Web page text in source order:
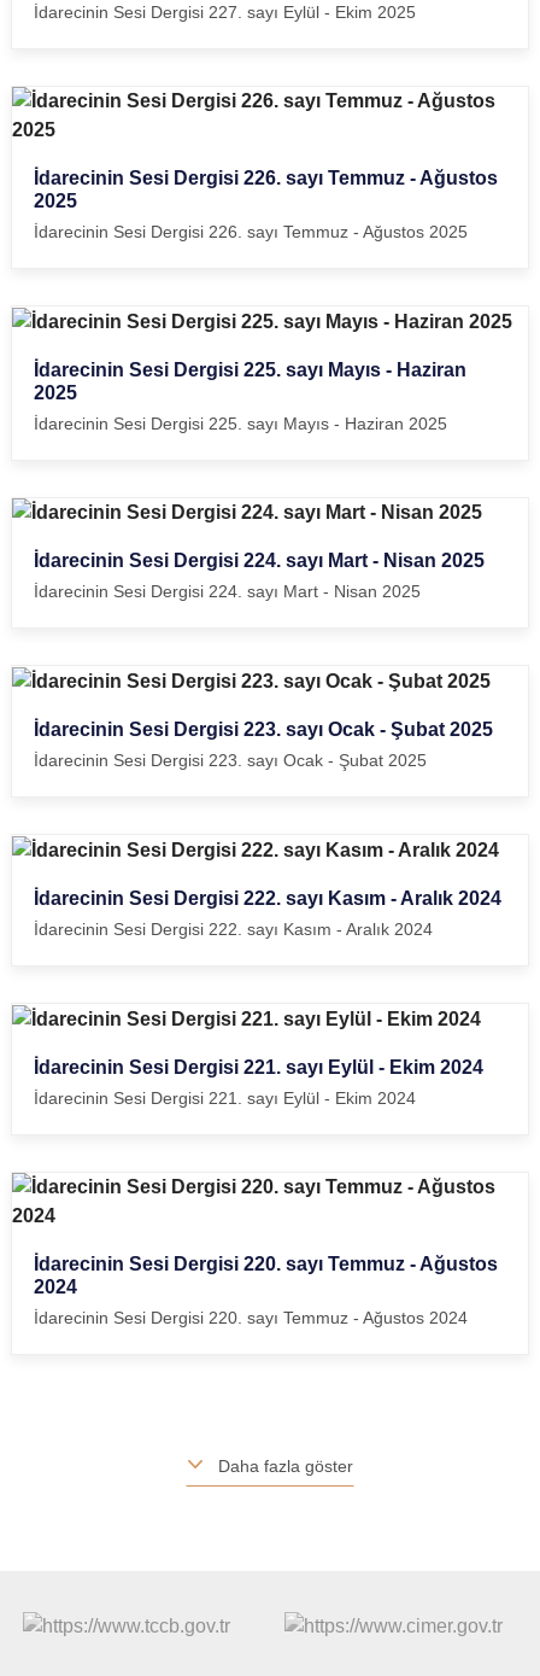
İdarecinin Sesi Dergisi 227. sayı Eylül - Ekim 2025
İdarecinin Sesi Dergisi 226. sayı Temmuz - Ağustos
2025
İdarecinin Sesi Dergisi 226. sayı Temmuz - Ağustos 2025
İdarecinin Sesi Dergisi 225. sayı Mayıs - Haziran
2025
İdarecinin Sesi Dergisi 225. sayı Mayıs - Haziran 2025
İdarecinin Sesi Dergisi 224. sayı Mart - Nisan 2025
İdarecinin Sesi Dergisi 224. sayı Mart - Nisan 2025
İdarecinin Sesi Dergisi 223. sayı Ocak - Şubat 2025
İdarecinin Sesi Dergisi 223. sayı Ocak - Şubat 2025
İdarecinin Sesi Dergisi 222. sayı Kasım - Aralık 2024
İdarecinin Sesi Dergisi 222. sayı Kasım - Aralık 2024
İdarecinin Sesi Dergisi 221. sayı Eylül - Ekim 2024
İdarecinin Sesi Dergisi 221. sayı Eylül - Ekim 2024
İdarecinin Sesi Dergisi 220. sayı Temmuz - Ağustos
2024
İdarecinin Sesi Dergisi 220. sayı Temmuz - Ağustos 2024
Daha fazla göster